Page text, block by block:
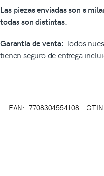
Las piezas enviadas son
todas son distintas.
Garantía de venta: Todos
tienen seguro de entrega
EAN: 7708304554108